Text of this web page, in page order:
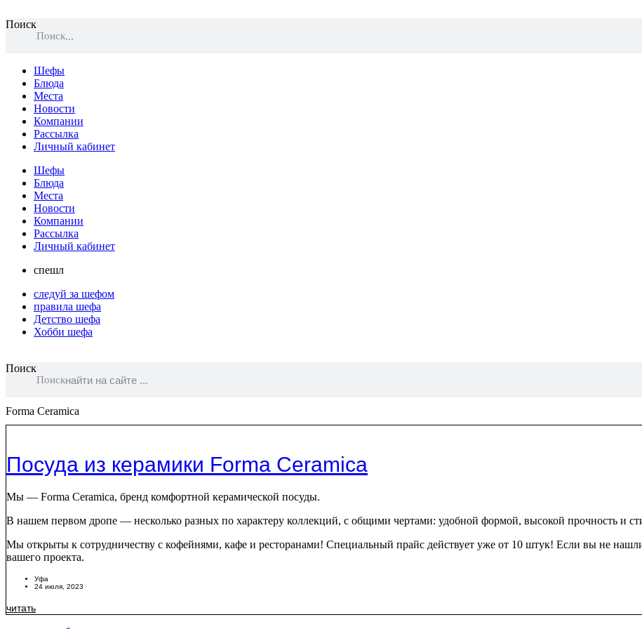
Поиск
Поиск
Шефы
Блюда
Места
Новости
Компании
Рассылка
Личный кабинет
Шефы
Блюда
Места
Новости
Компании
Рассылка
Личный кабинет
спешл
следуй за шефом
правила шефа
Детство шефа
Хобби шефа
Поиск
Поиск
Forma Ceramica
Посуда из керамики Forma Ceramica
Мы — Forma Ceramica, бренд комфортной керамической посуды.
В нашем первом дропе — несколько разных по характеру коллекций, с общими чертами: удобной формой, высокой прочность и
Мы открыты к сотрудничеству с кофейнями, кафе и ресторанами! Специальный прайс действует уже от 10 штук! Если вы не
вашего проекта.
Уфа
24 июля, 2023
читать